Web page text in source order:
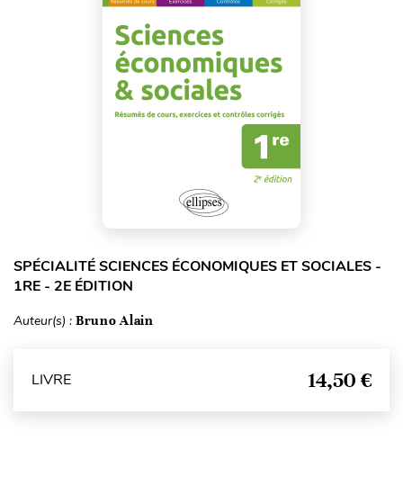
SPÉCIALITÉ SCIENCES ÉCONOMIQUES ET SOCIALES -
1RE - 2E ÉDITION
Auteur(s) : Bruno Alain
LIVRE 14,50 €